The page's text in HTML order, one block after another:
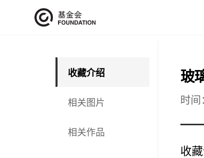
收藏介绍
相关图片
相关作品
玻
时间
收